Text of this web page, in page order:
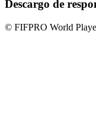
Descargo de
© FIFPRO World